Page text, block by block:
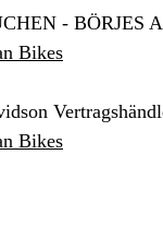
- BÖRJES